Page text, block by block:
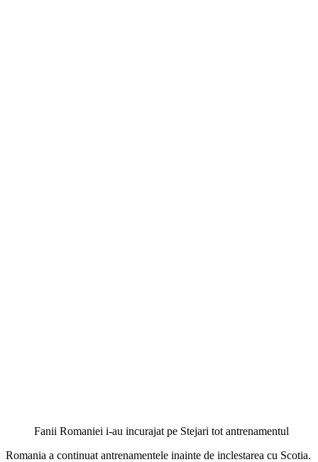
Fanii Romaniei i-au incurajat pe Stejari tot antrenamentul
Romania a continuat antrenamentele inainte de inclestarea cu Scotia.